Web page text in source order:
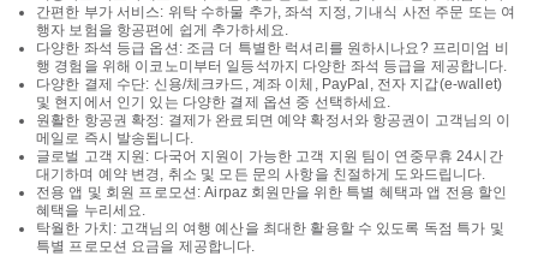
간편한 부가 서비스: 위탁 수하물 추가, 좌석 지정, 기내식 사전 주문 또는 여
행자 보험을 항공편에 쉽게 추가하세요.
다양한 좌석 등급 옵션: 조금 더 특별한 럭셔리를 원하시나요? 프리미엄 비
행 경험을 위해 이코노미부터 일등석까지 다양한 좌석 등급을 제공합니다.
다양한 결제 수단: 신용/체크카드, 계좌 이체, PayPal, 전자 지갑(e-wallet)
및 현지에서 인기 있는 다양한 결제 옵션 중 선택하세요.
원활한 항공권 확정: 결제가 완료되면 예약 확정서와 항공권이 고객님의 이
메일로 즉시 발송됩니다.
글로벌 고객 지원: 다국어 지원이 가능한 고객 지원 팀이 연중무휴 24시간
대기하며 예약 변경, 취소 및 모든 문의 사항을 친절하게 도와드립니다.
전용 앱 및 회원 프로모션: Airpaz 회원만을 위한 특별 혜택과 앱 전용 할인
혜택을 누리세요.
탁월한 가치: 고객님의 여행 예산을 최대한 활용할 수 있도록 독점 특가 및
특별 프로모션 요금을 제공합니다.